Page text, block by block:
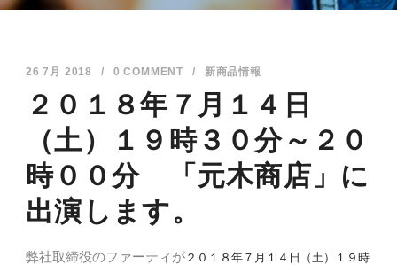
26 7月 2018 / 0 COMMENT / 新商品情報
２０１８年７月１４日
（土）１９時３０分～２０
時００分 「元木商店」に
出演します。
弊社取締役のファーティが２０１８年７月１４日（土）１９時